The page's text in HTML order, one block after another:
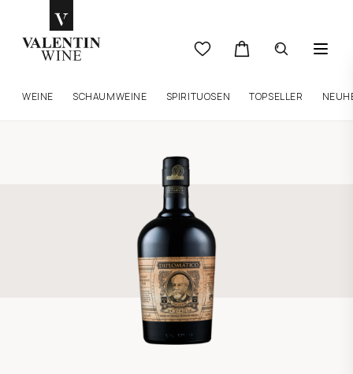
WEINE SCHAUMWEINE SPIRITUOSEN TOPSELLER